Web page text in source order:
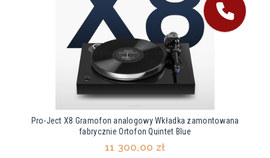
Pro-Ject X8 Gramofon analogowy Wkładka zamontowana
fabrycznie Ortofon Quintet Blue
11 300,00 zł